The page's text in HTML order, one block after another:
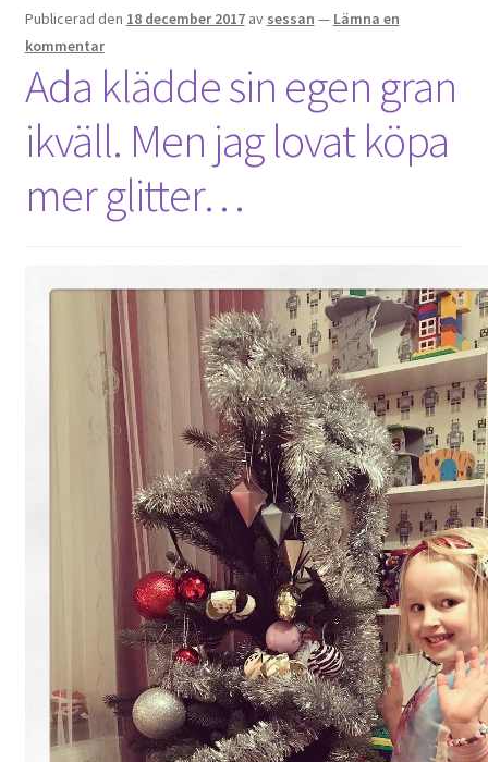
Publicerad den 18 december 2017 av sessan — Lämna en
kommentar
Ada klädde sin egen gran
ikväll. Men jag lovat köpa
mer glitter…